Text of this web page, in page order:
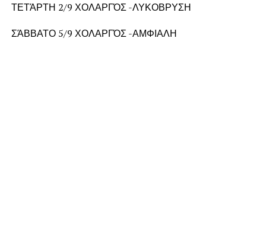
ΤΕΤΆΡΤΗ 2/9 ΧΟΛΑΡΓΌΣ -ΛΥΚΟΒΡΥΣΗ
ΣΆΒΒΑΤΟ 5/9 ΧΟΛΑΡΓΌΣ -ΑΜΦΙΑΛΗ